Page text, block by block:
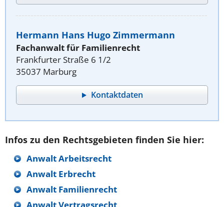
Hermann Hans Hugo Zimmermann
Fachanwalt für Familienrecht
Frankfurter Straße 6 1/2
35037 Marburg
Kontaktdaten
Infos zu den Rechtsgebieten finden Sie hier:
Anwalt Arbeitsrecht
Anwalt Erbrecht
Anwalt Familienrecht